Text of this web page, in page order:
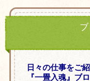
日々の仕事をご
『一畳入魂』ブ